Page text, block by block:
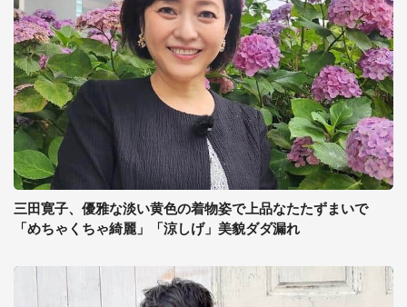
三田寛子、優雅な淡い黄色の着物姿で上品なたたずまいで
「めちゃくちゃ綺麗」「涼しげ」美貌ダダ漏れ